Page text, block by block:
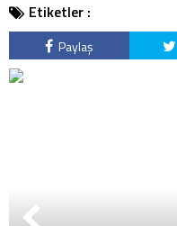
Etiketler :
Paylaş